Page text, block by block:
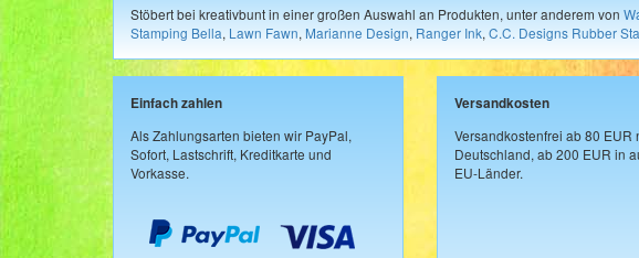
Stöbert bei kreativbunt in einer großen Auswahl an Produkten, unter anderem von
Stamping Bella, Lawn Fawn, Marianne Design, Ranger Ink, C.C. Designs Rubber
Einfach zahlen
Als Zahlungsarten bieten wir PayPal,
Sofort, Lastschrift, Kreditkarte und
Vorkasse.
Versandkosten
Versandkostenfrei ab 80 EUR
Deutschland, ab 200 EUR in
EU-Länder.